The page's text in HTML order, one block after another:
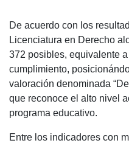
De acuerdo con los
Licenciatura en Derecho
372 posibles, equivalente
cumplimiento,
valoración denominada
que reconoce el alto nivel
programa educativo.
Entre los indicadores con